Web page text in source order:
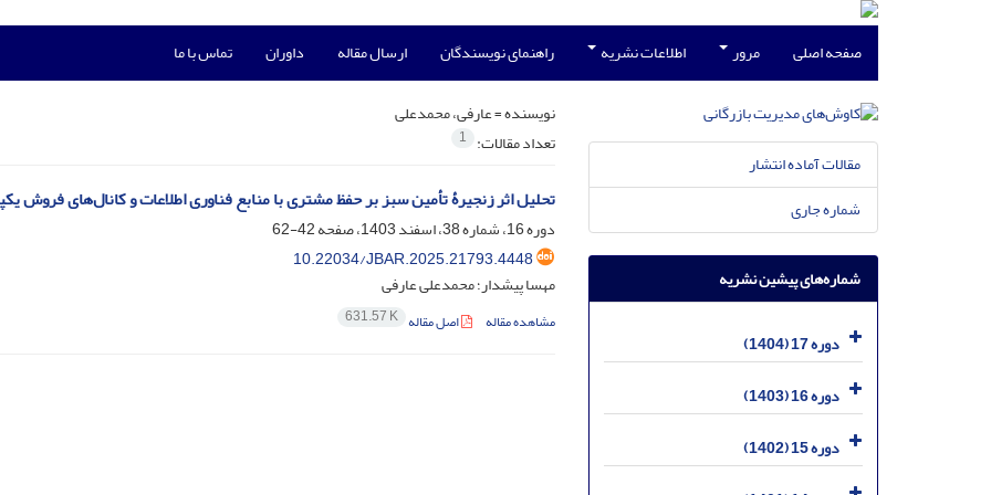
صفحه اصلی مرور اطلاعات نشریه راهنمای نویسندگان ارسال مقاله داوران تماس با ما
نویسنده =عارفی، محمدعلی
تعداد مقالات: 1
تحلیل اثر زنجیرۀ تأمین سبز بر حفظ مشتری با منابع فناوری اطلاعات و کانال‌های فروش
دوره 16، شماره 38، اسفند 1403، صفحه
42-62
10.22034/JBAR.2025.21793.4448
مهسا پیشدار؛ محمدعلی عارفی
مشاهده مقاله اصل مقاله 631.57 K
مقالات آماده انتشار
شماره جاری
شماره‌های پیشین نشریه
دوره 17 (1404)
دوره 16 (1403)
دوره 15 (1402)